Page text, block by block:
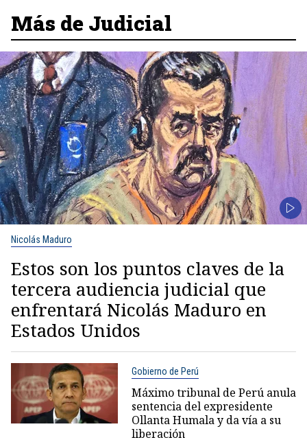
Más de Judicial
Nicolás Maduro
Estos son los puntos claves de la
tercera audiencia judicial que
enfrentará Nicolás Maduro en
Estados Unidos
Gobierno de Perú
Máximo tribunal de Perú anula
sentencia del expresidente
Ollanta Humala y da vía a su
liberación